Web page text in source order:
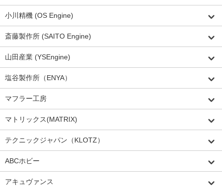
小川精機 (OS Engine)
斎藤製作所 (SAITO Engine)
山田産業 (YSEngine)
塩谷製作所（ENYA）
マフラー工房
マトリックス(MATRIX)
テクニックジャパン（KLOTZ）
ABCホビー
アキュヴァンス